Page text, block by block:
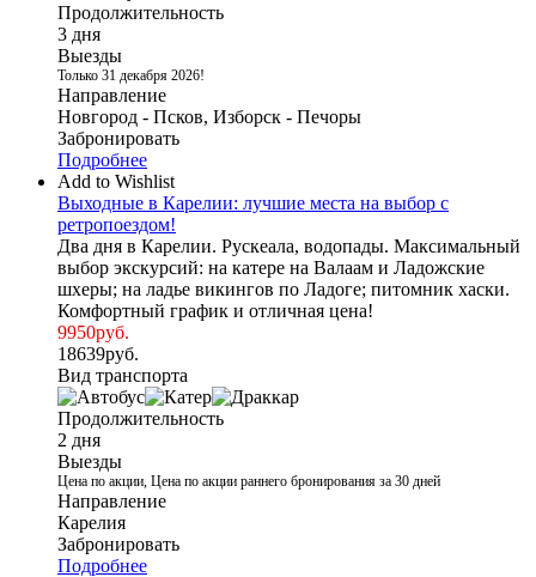
Продолжительность
3 дня
Выезды
Только 31 декабря 2026!
Направление
Новгород - Псков, Изборск - Печоры
Забронировать
Подробнее
Add to Wishlist
Выходные в Карелии: лучшие места на выбор с
ретропоездом!
Два дня в Карелии. Рускеала, водопады. Максимальный
выбор экскурсий: на катере на Валаам и Ладожские
шхеры; на ладье викингов по Ладоге; питомник хаски.
Комфортный график и отличная цена!
9950руб.
18639руб.
Вид транспорта
Продолжительность
2 дня
Выезды
Цена по акции, Цена по акции раннего бронирования за 30 дней
Направление
Карелия
Забронировать
Подробнее